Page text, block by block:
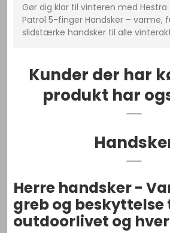
Gør dig klar til vinteren med
Patrol 5-finger Handsker – varme,
slidstærke handsker til alle
Kunder der har
produkt har
Herre handsker -
greb og beskyttelse
outdoorlivet og